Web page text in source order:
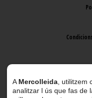
A Mercolleida ,
analitzar l ús que fas de